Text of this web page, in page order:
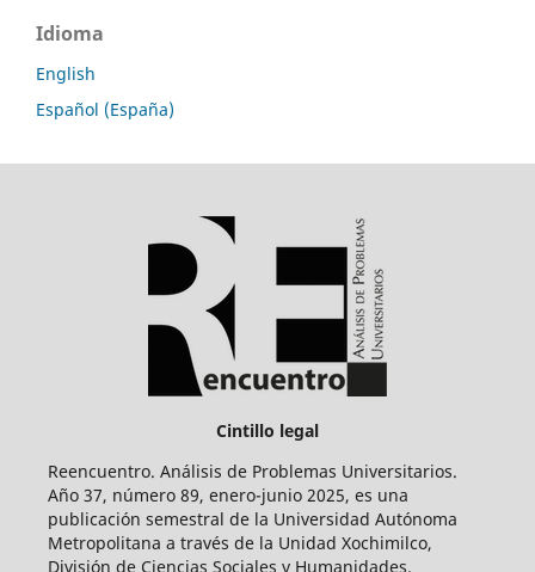
Idioma
English
Español (España)
Cintillo legal
Reencuentro. Análisis de Problemas Universitarios.
Año 37, número 89, enero-junio 2025, es una
publicación semestral de la Universidad Autónoma
Metropolitana a través de la Unidad Xochimilco,
División de Ciencias Sociales y Humanidades.